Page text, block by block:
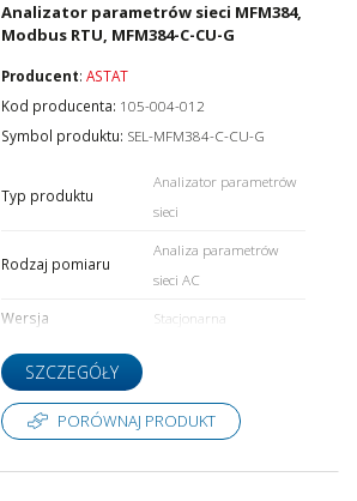
Analizator parametrów sieci MFM384,
Modbus RTU, MFM384-C-CU-G
Producent:ASTAT
Kod producenta: 105-004-012
Symbol produktu: SEL-MFM384-C-CU-G
Typ produktu
Analizator parametrów
sieci
Rodzaj pomiaru
Analiza parametrów
sieci AC
Wersja
Stacjonarna
SZCZEGÓŁY
PORÓWNAJ PRODUKT